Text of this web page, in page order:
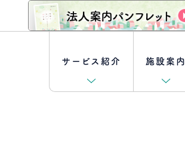
サービス紹介 施設案内